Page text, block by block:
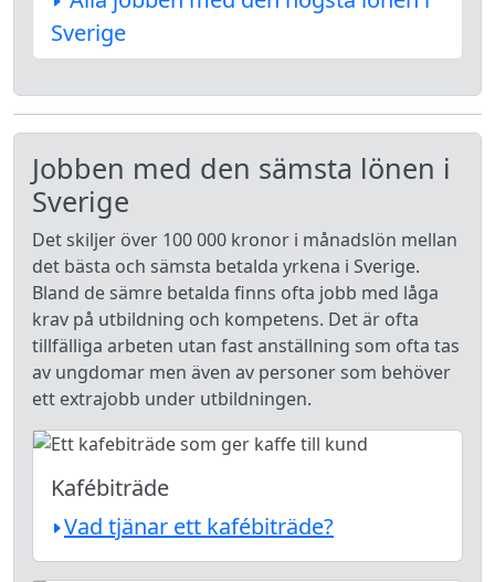
Sverige
Jobben med den sämsta lönen i
Sverige
Det skiljer över 100 000 kronor i månadslön mellan
det bästa och sämsta betalda yrkena i Sverige.
Bland de sämre betalda finns ofta jobb med låga
krav på utbildning och kompetens. Det är ofta
tillfälliga arbeten utan fast anställning som ofta tas
av ungdomar men även av personer som behöver
ett extrajobb under utbildningen.
Kafébiträde
Vad tjänar ett kafébiträde?